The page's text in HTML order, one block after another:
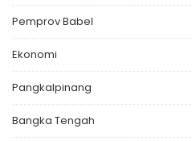
Pemprov Babel
Ekonomi
Pangkalpinang
Bangka Tengah